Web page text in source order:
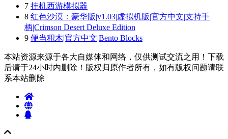
7 挂机西游模拟器
8 红色沙漠：豪华版|v1.03|虚拟机版|官方中文|支持手
柄|Crimson Desert Deluxe Edition
9 便当积木|官方中文|Bento Blocks
本站资源来源于各大自媒体和网络，仅供测试交流之用！下载
后请于24小时内删除！版权归原作者所有，如有版权问题请联
系本站删除